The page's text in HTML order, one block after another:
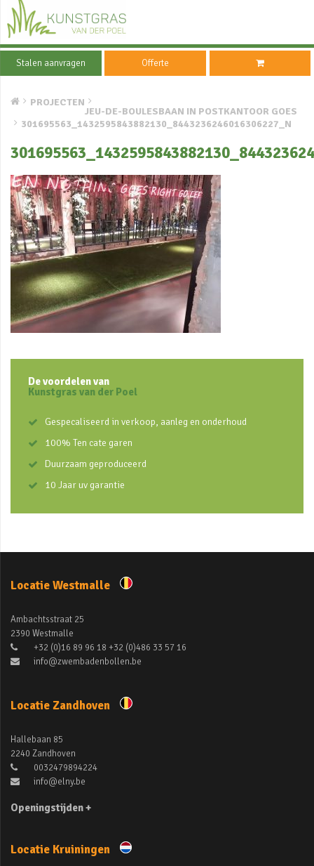
Stalen aanvragen Offerte
PROJECTEN
JEU-DE-BOULESBAAN IN POSTKANTOOR GOES
301695563_1432595843882130_8443236246016306227_N
De voordelen van
Kunstgras van der Poel
Gespecaliseerd in verkoop, aanleg en onderhoud
100% Ten cate garen
Duurzaam geproduceerd
10 Jaar uv garantie
Locatie Westmalle
Ambachtsstraat 25
2390 Westmalle
+32 (0)16 89 96 18 +32 (0)486 33 57 16
info@zwembadenbollen.be
Locatie Zandhoven
Hallebaan 85
2240 Zandhoven
0032479894224
info@elny.be
Openingstijden +
Locatie Kruiningen